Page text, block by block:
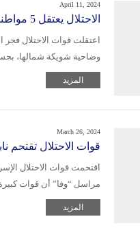
April 11, 2024
الاحتلال يعتقل 5 مواطنين من طولكرم
اعتقلت قوات الاحتلال
وضاحية شويكة شمالها،
المزيد
March 26, 2024
قوات الاحتلال تقتحم
اقتحمت قوات الاحتلال
مراسل “وفا” أن قوات
المزيد